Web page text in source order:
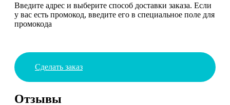
Введите адрес и выберите способ доставки заказа. Если
у вас есть промокод, введите его в специальное поле для
промокода
Сделать заказ
Отзывы